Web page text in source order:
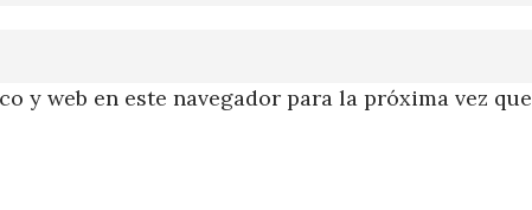
y web en este navegador para la próxima vez que